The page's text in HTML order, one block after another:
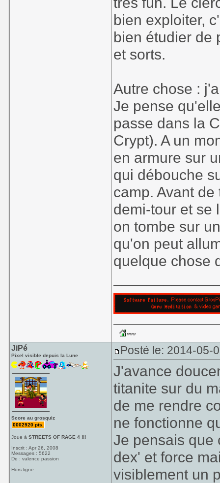
bien exploiter,
bien étudier de
et sorts.
Autre chose :
Je pense
passe dans la
Crypt). A un
en armure sur
qui débouche
camp. Avant
demi-tour et se
on tombe sur
qu'on peut
quelque chose
JiPé
Pixel visible depuis la Lune
Score au grosquiz
0002920 pts.
Joue àSTREETS OF RAGE 4 !!!
Inscrit : Apr 26, 2008
Messages : 5622
De : valence passion
Hors ligne
Posté le: 2014-05-
J'avance
titanite sur du
de me rendre
ne fonctionne
Je pensais que
dex' et force
visiblement un